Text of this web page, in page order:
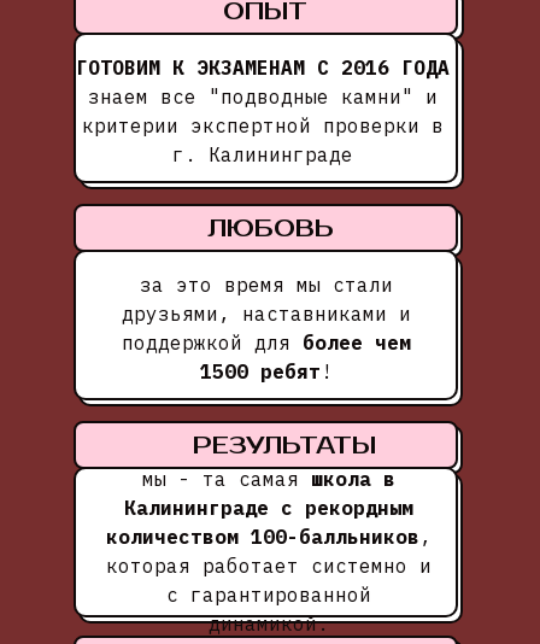
ОПЫТ
ГОТОВИМ К ЭКЗАМЕНАМ С 2016 ГОДА
знаем все "подводные камни" и
критерии экспертной проверки в
г. Калининграде
РЕЗУЛЬТАТЫ
мы - та самая школа в
Калининграде с рекордным
количеством 100-балльников ,
которая работает системно и
с гарантированной
динамикой.
ЛЮБОВЬ
за это время мы стали
друзьями, наставниками и
поддержкой для более чем
1500 ребят !